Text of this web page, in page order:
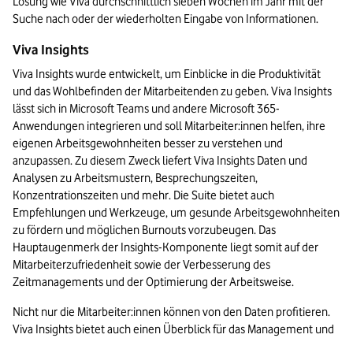
Suche nach oder der wiederholten Eingabe von Informationen.
Viva Insights
Viva Insights wurde entwickelt, um Einblicke in die Produktivität
und das Wohlbefinden der Mitarbeitenden zu geben. Viva Insights
lässt sich in Microsoft Teams und andere Microsoft 365-
Anwendungen integrieren und soll Mitarbeiter:innen helfen, ihre
eigenen Arbeitsgewohnheiten besser zu verstehen und
anzupassen. Zu diesem Zweck liefert Viva Insights Daten und
Analysen zu Arbeitsmustern, Besprechungszeiten,
Konzentrationszeiten und mehr. Die Suite bietet auch
Empfehlungen und Werkzeuge, um gesunde Arbeitsgewohnheiten
zu fördern und möglichen Burnouts vorzubeugen. Das
Hauptaugenmerk der Insights-Komponente liegt somit auf der
Mitarbeiterzufriedenheit sowie der Verbesserung des
Zeitmanagements und der Optimierung der Arbeitsweise.
Nicht nur die Mitarbeiter:innen können von den Daten profitieren.
Viva Insights bietet auch einen Überblick für das Management und